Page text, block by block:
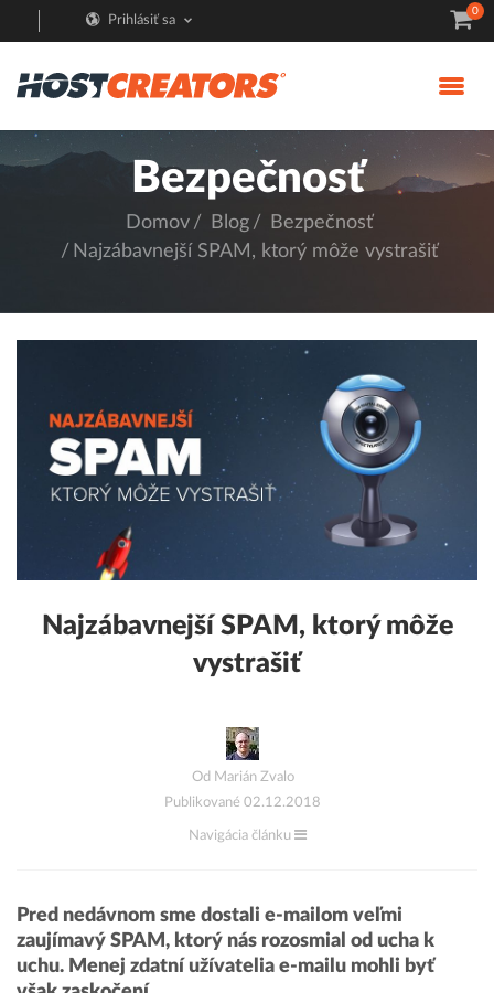
Prihlásiť sa
0
Bezpečnosť
Domov Blog
Bezpečnosť
Najzábavnejší SPAM, ktorý môže vystrašiť
Najzábavnejší SPAM, ktorý môže
vystrašiť
Od Marián Zvalo
Publikované 02.12.2018
Navigácia článku
Pred nedávnom sme dostali e-mailom veľmi
zaujímavý SPAM, ktorý nás rozosmial od ucha k
uchu. Menej zdatní užívatelia e-mailu mohli byť